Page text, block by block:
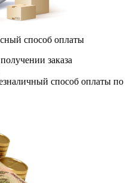
способ оплаты
заказа
способ оплаты по